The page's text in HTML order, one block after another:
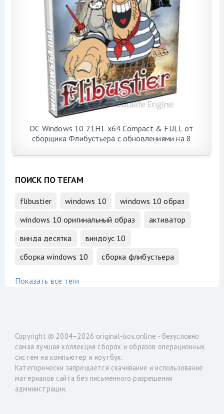
ОС Windows 10 21H1 x64 Compact & FULL от
сборщика Флибустьера с обновлениями на 8
ПОИСК ПО ТЕГАМ
flibustier windows 10
windows 10 образ
windows 10 оригинальный образ
активатор
винда десятка
виндоус 10
сборка windows 10
сборка флибустьера
Показать все теги
Copyright © 2004–2026 original-isos.online - безусловно
самая лучшая коллекция сборок и образов операционных
систем на компьютер и ноутбук.
Категорически запрещается скачивание и использование
материалов сайта без письменного разрешения
администрации.